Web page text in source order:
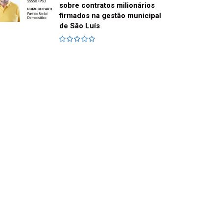
sobre contratos milionários
firmados na gestão municipal
de São Luís